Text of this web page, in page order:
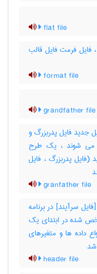
flat file
فایل فرمت فایل قالب
format file
grandfather file
فایل پدربزرگ و
می شوند ، یک طرح
پدربزرگ ، فایل
granfather file
سرآیند] در برنامه
شده در ابتدای یک
داده ها و متغیرهای
header file